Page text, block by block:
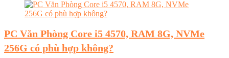
PC Văn Phòng Core i5 4570, RAM 8G, NVMe
256G có phù hợp không?